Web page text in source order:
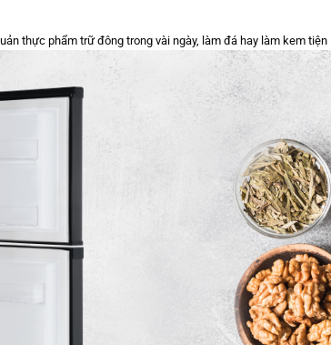
thực phẩm trữ đông trong vài ngày, làm đá hay làm kem tiện